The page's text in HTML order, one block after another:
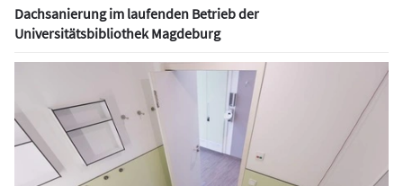
Dachsanierung im laufenden Betrieb der
Universitätsbibliothek Magdeburg